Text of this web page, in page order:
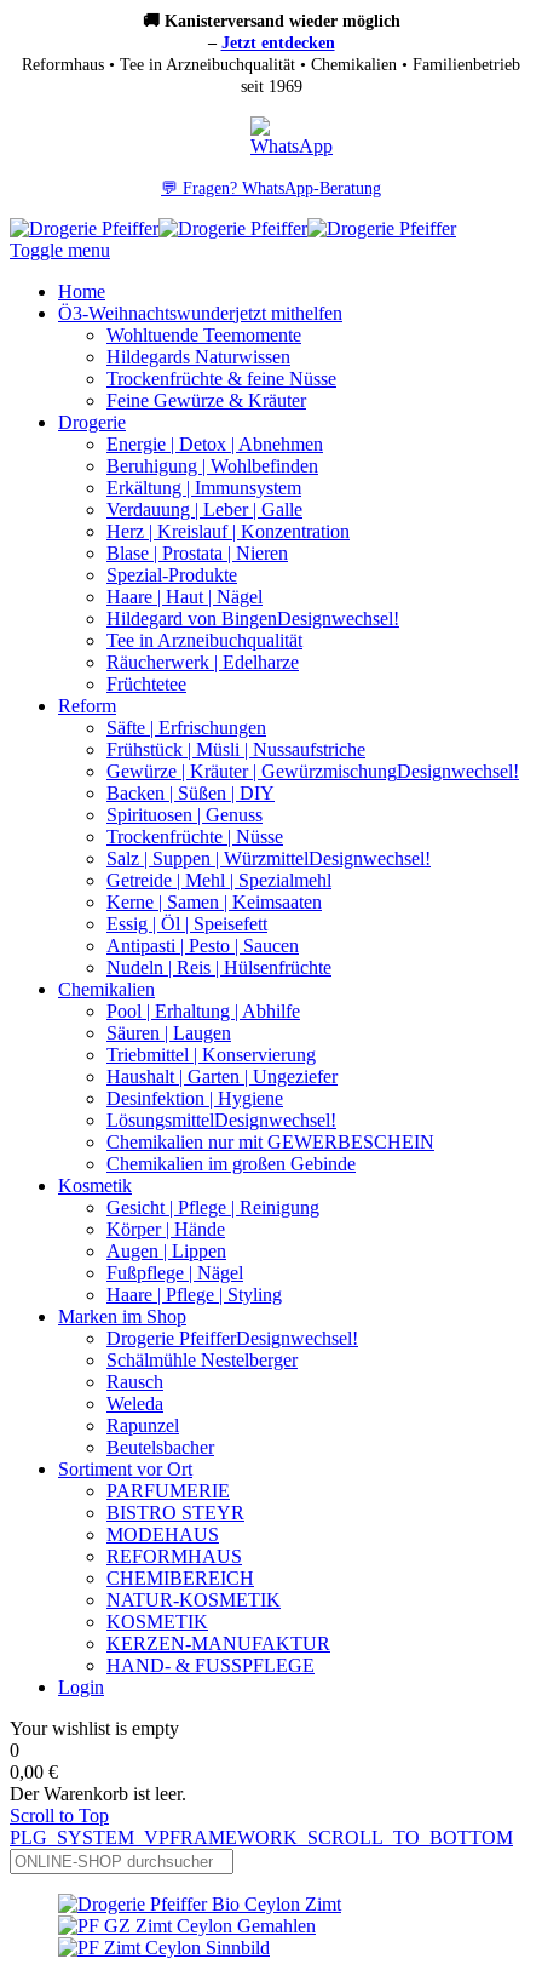
🚚 Kanisterversand wieder möglich
– Jetzt entdecken
Reformhaus • Tee in Arzneibuchqualität • Chemikalien • Familienbetrieb
seit 1969
💬 Fragen? WhatsApp-Beratung
Toggle menu
Home
Ö3-Weihnachtswunderjetzt mithelfen
Wohltuende Teemomente
Hildegards Naturwissen
Trockenfrüchte & feine Nüsse
Feine Gewürze & Kräuter
Drogerie
Energie | Detox | Abnehmen
Beruhigung | Wohlbefinden
Erkältung | Immunsystem
Verdauung | Leber | Galle
Herz | Kreislauf | Konzentration
Blase | Prostata | Nieren
Spezial-Produkte
Haare | Haut | Nägel
Hildegard von BingenDesignwechsel!
Tee in Arzneibuchqualität
Räucherwerk | Edelharze
Früchtetee
Reform
Säfte | Erfrischungen
Frühstück | Müsli | Nussaufstriche
Gewürze | Kräuter | GewürzmischungDesignwechsel!
Backen | Süßen | DIY
Spirituosen | Genuss
Trockenfrüchte | Nüsse
Salz | Suppen | WürzmittelDesignwechsel!
Getreide | Mehl | Spezialmehl
Kerne | Samen | Keimsaaten
Essig | Öl | Speisefett
Antipasti | Pesto | Saucen
Nudeln | Reis | Hülsenfrüchte
Chemikalien
Pool | Erhaltung | Abhilfe
Säuren | Laugen
Triebmittel | Konservierung
Haushalt | Garten | Ungeziefer
Desinfektion | Hygiene
LösungsmittelDesignwechsel!
Chemikalien nur mit GEWERBESCHEIN
Chemikalien im großen Gebinde
Kosmetik
Gesicht | Pflege | Reinigung
Körper | Hände
Augen | Lippen
Fußpflege | Nägel
Haare | Pflege | Styling
Marken im Shop
Drogerie PfeifferDesignwechsel!
Schälmühle Nestelberger
Rausch
Weleda
Rapunzel
Beutelsbacher
Sortiment vor Ort
PARFUMERIE
BISTRO STEYR
MODEHAUS
REFORMHAUS
CHEMIBEREICH
NATUR-KOSMETIK
KOSMETIK
KERZEN-MANUFAKTUR
HAND- & FUSSPFLEGE
Login
Your wishlist is empty
0
0,00 €
Der Warenkorb ist leer.
Scroll to Top
PLG_SYSTEM_VPFRAMEWORK_SCROLL_TO_BOTTOM